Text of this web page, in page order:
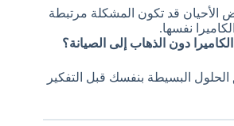
الأحيان قد تكون المشكلة مرتبطة
نفسها.
دون الذهاب إلى الصيانة؟
البسيطة بنفسك قبل التفكير